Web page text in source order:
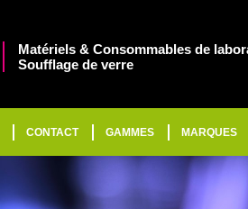
Matériels & Consommables de
Soufflage de verre
CONTACT GAMMES MARQUES